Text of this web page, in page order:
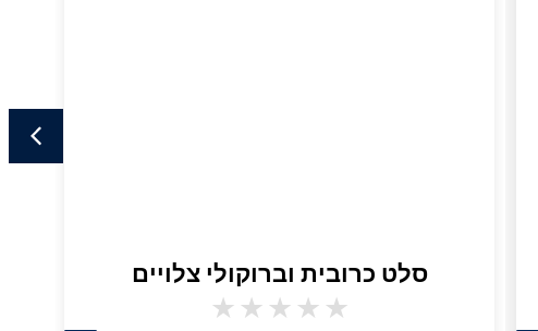
סלט כרובית וברוקולי צלויים
★
★
★
★
★